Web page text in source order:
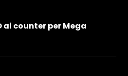
ai counter per Mega